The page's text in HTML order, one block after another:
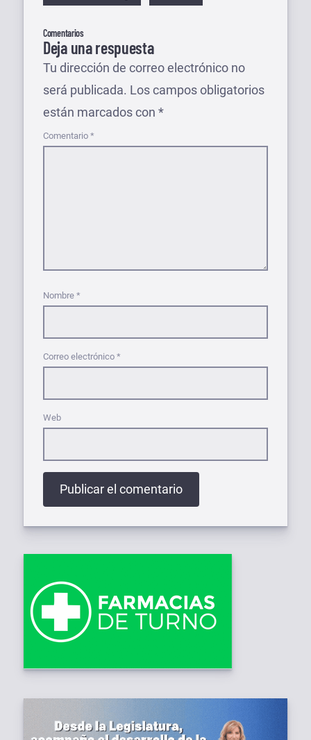
Comentarios
Deja una respuesta
Tu dirección de correo electrónico no
será publicada. Los campos obligatorios
están marcados con *
Comentario *
Nombre *
Correo electrónico *
Web